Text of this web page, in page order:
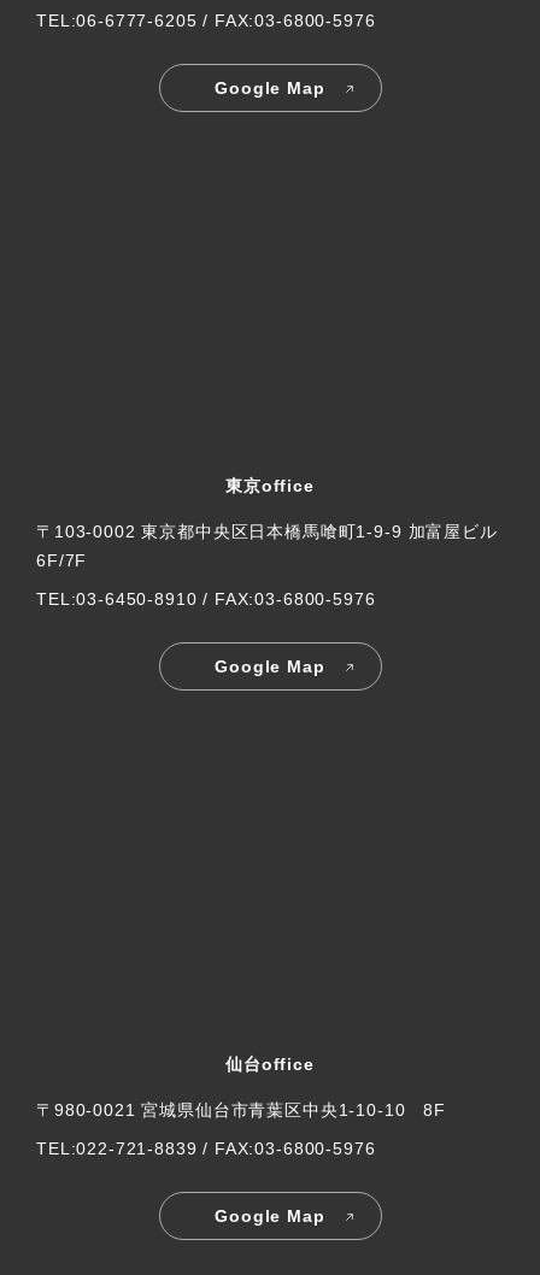
TEL:06-6777-6205 / FAX:03-6800-5976
Google Map
東京office
〒103-0002 東京都中央区日本橋馬喰町1-9-9 加富屋ビル
6F/7F
TEL:03-6450-8910 / FAX:03-6800-5976
Google Map
仙台office
〒980-0021 宮城県仙台市青葉区中央1-10-10 8F
TEL:022-721-8839 / FAX:03-6800-5976
Google Map